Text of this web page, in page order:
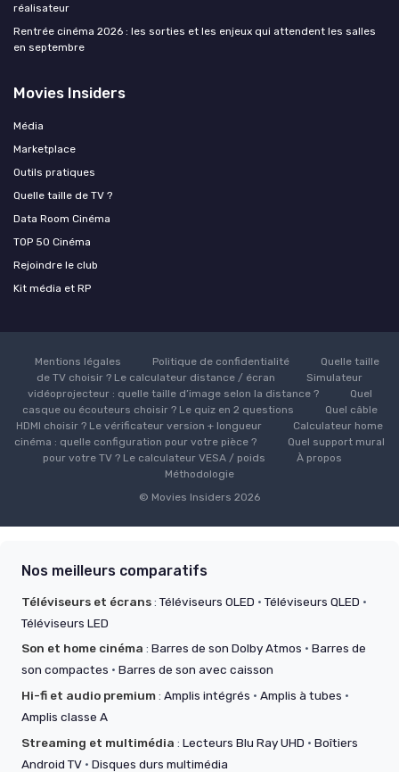
réalisateur
Rentrée cinéma 2026 : les sorties et les enjeux qui attendent les salles
en septembre
Movies Insiders
Média
Marketplace
Outils pratiques
Quelle taille de TV ?
Data Room Cinéma
TOP 50 Cinéma
Rejoindre le club
Kit média et RP
Mentions légales Politique de confidentialité
Quelle taille
de TV choisir ? Le calculateur distance / écran
Simulateur
vidéoprojecteur : quelle taille d’image selon la distance ?
Quel
casque ou écouteurs choisir ? Le quiz en 2 questions
Quel câble
HDMI choisir ? Le vérificateur version + longueur
Calculateur home
cinéma : quelle configuration pour votre pièce ?
Quel support mural
pour votre TV ? Le calculateur VESA / poids
À propos
Méthodologie
© Movies Insiders 2026
Nos meilleurs comparatifs
Téléviseurs et écrans:Téléviseurs OLED ·Téléviseurs QLED ·
Téléviseurs LED
Son et home cinéma : Barres de son Dolby Atmos · Barres de
son compactes · Barres de son avec caisson
Hi-fi et audio premium: Amplis intégrés · Amplis à tubes ·
Amplis classe A
Streaming et multimédia : Lecteurs Blu Ray UHD · Boîtiers
Android TV · Disques durs multimédia